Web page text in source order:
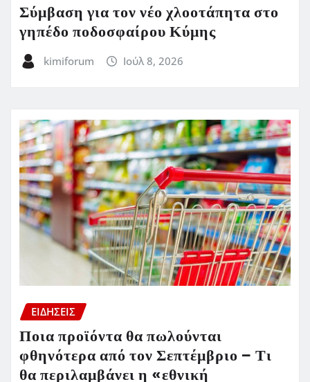
Σύμβαση για τον νέο χλοοτάπητα στο
γηπέδο ποδοσφαίρου Κύμης
kimiforum Ιούλ 8, 2026
ΕΙΔΗΣΕΙΣ
Ποια προϊόντα θα πωλούνται
φθηνότερα από τον Σεπτέμβριο – Τι
θα περιλαμβάνει η «εθνική